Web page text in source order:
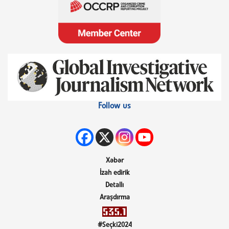
Follow us
Xəbər
İzah edirik
Detallı
Araşdırma
#Seçki2024